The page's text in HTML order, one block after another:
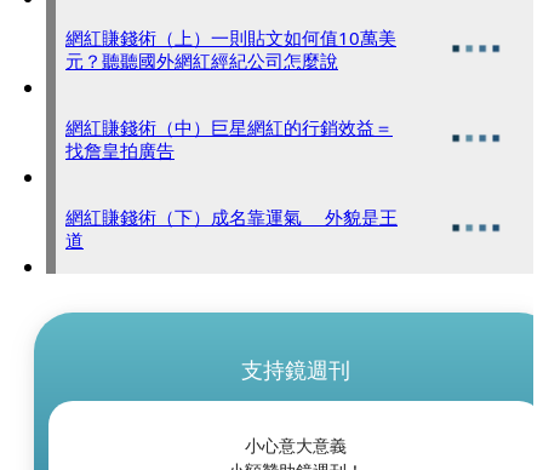
網紅賺錢術（上）一則貼文如何值10萬美
元？聽聽國外網紅經紀公司怎麼說
網紅賺錢術（中）巨星網紅的行銷效益＝
找詹皇拍廣告
網紅賺錢術（下）成名靠運氣 外貌是王
道
支持鏡週刊
小心意大意義